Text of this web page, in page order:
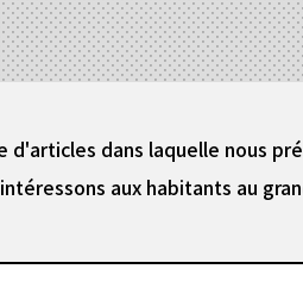
dans laquelle nous
aux habitants au